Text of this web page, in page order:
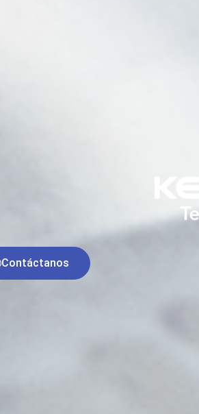
Contáctanos